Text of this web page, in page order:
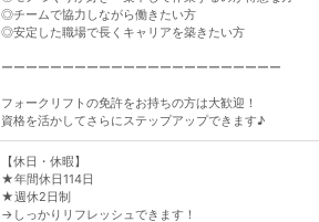
◎チームで協力しながら働きたい方
◎安定した職場で長くキャリアを築きたい方
ーーーーーーーーーーーーーーーーーーーーーーー
フォークリフトの免許をお持ちの方は大歓迎！
資格を活かしてさらにステップアップできます♪
【休日・休暇】
★年間休日114日
★週休2日制
→しっかりリフレッシュできます！